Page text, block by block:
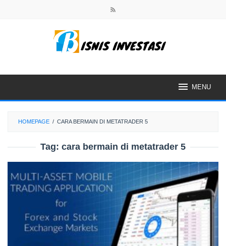
MENU
HOMEPAGE / CARA BERMAIN DI METATRADER 5
Tag: cara bermain di metatrader 5